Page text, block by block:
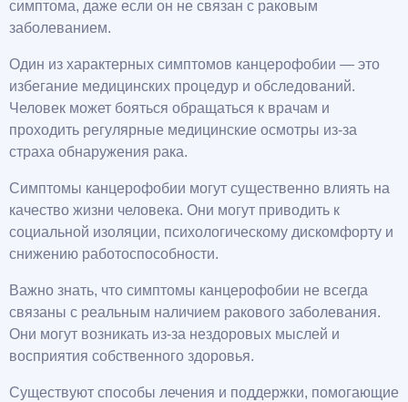
симптома, даже если он не связан с раковым
заболеванием.
Один из характерных симптомов канцерофобии — это
избегание медицинских процедур и обследований.
Человек может бояться обращаться к врачам и
проходить регулярные медицинские осмотры из-за
страха обнаружения рака.
Симптомы канцерофобии могут существенно влиять на
качество жизни человека. Они могут приводить к
социальной изоляции, психологическому дискомфорту и
снижению работоспособности.
Важно знать, что симптомы канцерофобии не всегда
связаны с реальным наличием ракового заболевания.
Они могут возникать из-за нездоровых мыслей и
восприятия собственного здоровья.
Существуют способы лечения и поддержки, помогающие